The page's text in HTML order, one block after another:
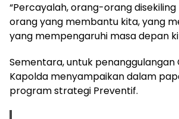
“Percayalah, orang-orang
orang yang membantu kita, yang
yang mempengaruhi masa depan
Sementara, untuk penanggulangan
Kapolda menyampaikan dalam
program strategi Preventif.